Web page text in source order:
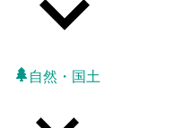
自然・国土